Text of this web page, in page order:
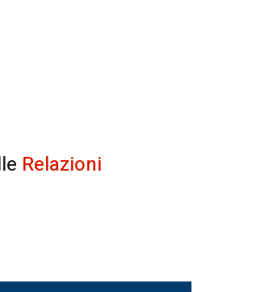
Relazioni